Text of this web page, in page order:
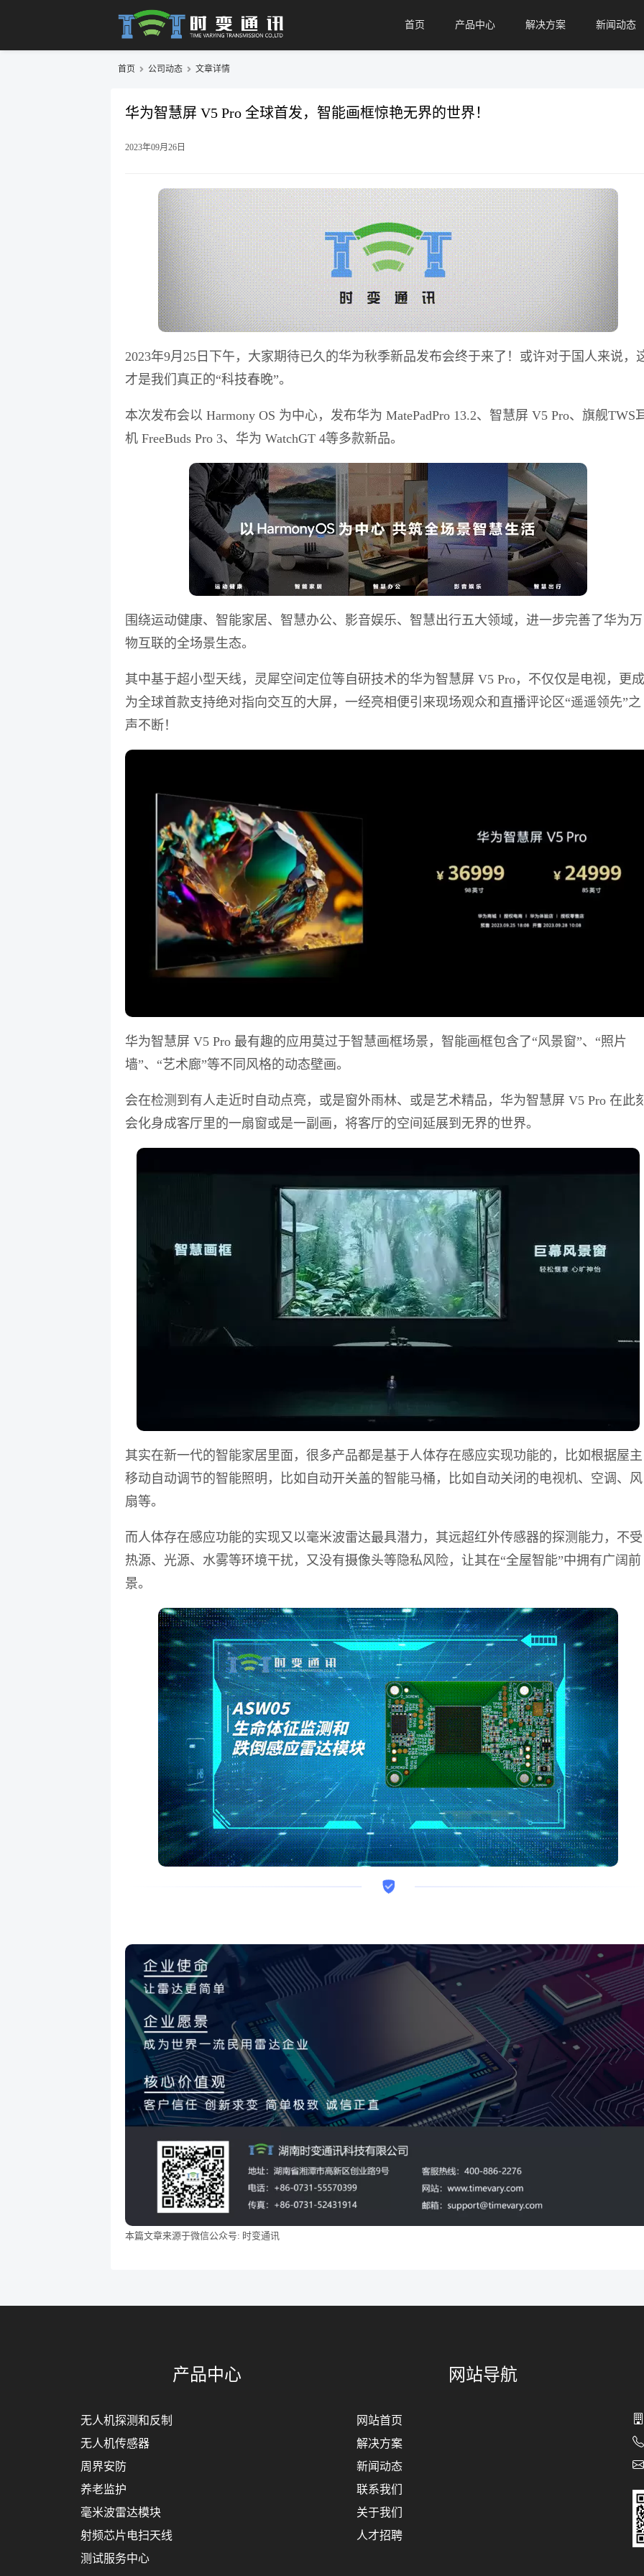
首页 产品中心 解决方案 新闻动态
首页 公司动态 文章详情
华为智慧屏 V5 Pro 全球首发，智能画框惊艳无界的世界！
2023年09月26日
2023年9月25日下午，大家期待已久的华为秋季新品发布会终于来了！ 或许对于国人来说，
才是我们真正的“科技春晚”。
本次发布会以 Harmony OS 为中心，发布华为 MatePadPro 13.2、智慧屏 V5 Pro、旗舰TWS
机 FreeBuds Pro 3、华为 WatchGT 4等多款新品。
围绕运动健康、智能家居、智慧办公、影音娱乐、智慧出行五大领域，进一步完善了华为万
物互联的全场景生态。
其中基于超小型天线，灵犀空间定位等自研技术的华为智慧屏 V5 Pro，不仅仅是电视，更
为全球首款支持绝对指向交互的大屏 ，一经亮相便引来现场观众和直播评论区“遥遥领先”之
声不断！
华为智慧屏 V5 Pro 最有趣的应用莫过于智慧画框场景，智能画框包含了“风景窗”、“照片
墙”、“艺术廊”等不同风格的动态壁画。
会在检测到有人走近时自动点亮，或是窗外雨林、或是艺术精品 ，华为智慧屏 V5 Pro 在此
会化身成客厅里的一扇窗或是一副画，将客厅的空间延展到无界的世界。
其实在新一代的智能家居里面，很多产品都是基于人体存在感应实现功能的 ，比如根据屋主
移动自动调节的智能照明，比如自动开关盖的智能马桶，比如自动关闭的电视机、空调、风
扇等。
而人体存在感应功能的实现又以毫米波雷达最具潜力 ，其远超红外传感器的探测能力，不受
热源、光源、水雾等环境干扰，又没有摄像头等隐私风险，让其在“全屋智能”中拥有广阔前
景。
本篇文章来源于微信公众号: 时变通讯
业务咨询
产品中心
无人机探测和反制
无人机传感器
周界安防
养老监护
毫米波雷达模块
射频芯片电扫天线
测试服务中心
网站导航
网站首页
解决方案
新闻动态
联系我们
关于我们
人才招聘